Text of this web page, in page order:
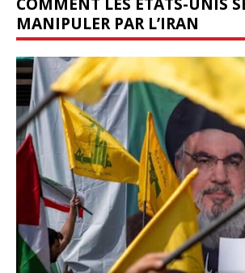
MANIPULER PAR L’IRAN